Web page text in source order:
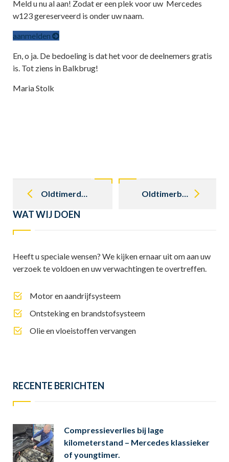
Meld u nu al aan! Zodat er een plek voor uw Mercedes
w123 gereserveerd is onder uw naam.
aanmelden
En, o ja. De bedoeling is dat het voor de deelnemers gratis
is. Tot ziens in Balkbrug!
Maria Stolk
navigation
WAT WIJ DOEN
Heeft u speciale wensen? We kijken ernaar uit om aan uw
verzoek te voldoen en uw verwachtingen te overtreffen.
Motor en aandrijfsysteem
Ontsteking en brandstofsysteem
Olie en vloeistoffen vervangen
RECENTE BERICHTEN
Compressieverlies bij lage
kilometerstand – Mercedes klassieker
of youngtimer.